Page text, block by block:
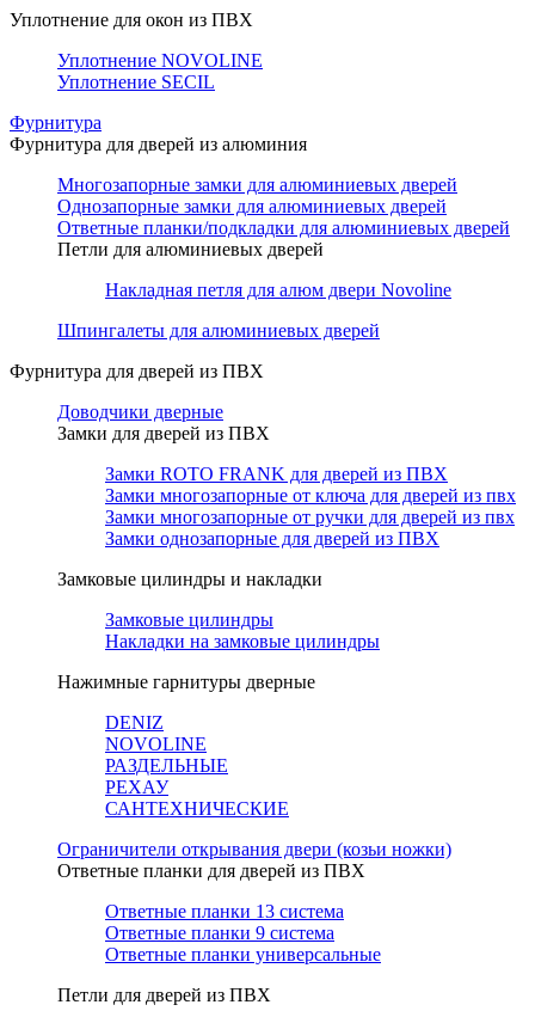
Уплотнение для окон из ПВХ
Уплотнение NOVOLINE
Уплотнение SECIL
Фурнитура
Фурнитура для дверей из алюминия
Многозапорные замки для алюминиевых дверей
Однозапорные замки для алюминиевых дверей
Ответные планки/подкладки для алюминиевых дверей
Петли для алюминиевых дверей
Накладная петля для алюм двери Novoline
Шпингалеты для алюминиевых дверей
Фурнитура для дверей из ПВХ
Доводчики дверные
Замки для дверей из ПВХ
Замки ROTO FRANK для дверей из ПВХ
Замки многозапорные от ключа для дверей из пвх
Замки многозапорные от ручки для дверей из пвх
Замки однозапорные для дверей из ПВХ
Замковые цилиндры и накладки
Замковые цилиндры
Накладки на замковые цилиндры
Нажимные гарнитуры дверные
DENIZ
NOVOLINE
РАЗДЕЛЬНЫЕ
РЕХАУ
САНТЕХНИЧЕСКИЕ
Ограничители открывания двери (козьи ножки)
Ответные планки для дверей из ПВХ
Ответные планки 13 система
Ответные планки 9 система
Ответные планки универсальные
Петли для дверей из ПВХ